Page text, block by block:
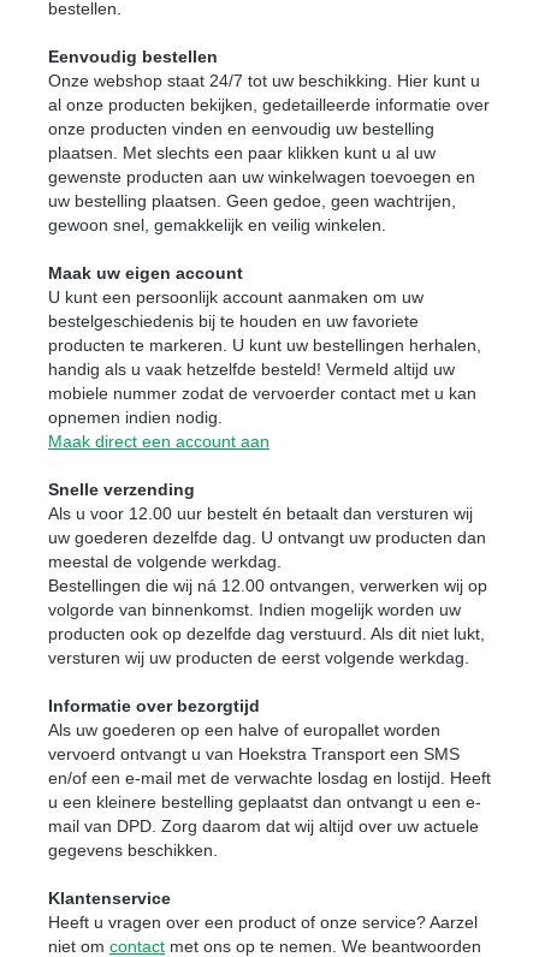
bestellen.
Eenvoudig bestellen
Onze webshop staat 24/7 tot uw beschikking. Hier kunt u
al onze producten bekijken, gedetailleerde informatie over
onze producten vinden en eenvoudig uw bestelling
plaatsen. Met slechts een paar klikken kunt u al uw
gewenste producten aan uw winkelwagen toevoegen en
uw bestelling plaatsen. Geen gedoe, geen wachtrijen,
gewoon snel, gemakkelijk en veilig winkelen.
Maak uw eigen account
U kunt een persoonlijk account aanmaken om uw
bestelgeschiedenis bij te houden en uw favoriete
producten te markeren. U kunt uw bestellingen herhalen,
handig als u vaak hetzelfde besteld! Vermeld altijd uw
mobiele nummer zodat de vervoerder contact met u kan
opnemen indien nodig.
Maak direct een account aan
Snelle verzending
Als u voor 12.00 uur bestelt én betaalt dan versturen wij
uw goederen dezelfde dag. U ontvangt uw producten dan
meestal de volgende werkdag.
Bestellingen die wij ná 12.00 ontvangen, verwerken wij op
volgorde van binnenkomst. Indien mogelijk worden uw
producten ook op dezelfde dag verstuurd. Als dit niet lukt,
versturen wij uw producten de eerst volgende werkdag.
Informatie over bezorgtijd
Als uw goederen op een halve of europallet worden
vervoerd ontvangt u van Hoekstra Transport een SMS
en/of een e-mail met de verwachte losdag en lostijd. Heeft
u een kleinere bestelling geplaatst dan ontvangt u een e-
mail van DPD. Zorg daarom dat wij altijd over uw actuele
gegevens beschikken.
Klantenservice
Heeft u vragen over een product of onze service? Aarzel
niet om contact met ons op te nemen. We beantwoorden